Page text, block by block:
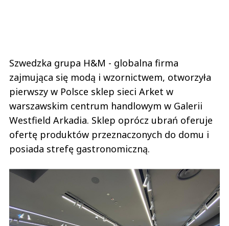
Szwedzka grupa H&M - globalna firma
zajmująca się modą i wzornictwem, otworzyła
pierwszy w Polsce sklep sieci Arket w
warszawskim centrum handlowym w Galerii
Westfield Arkadia. Sklep oprócz ubrań oferuje
ofertę produktów przeznaczonych do domu i
posiada strefę gastronomiczną.